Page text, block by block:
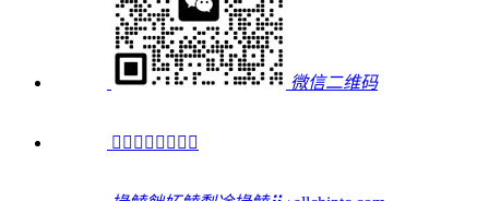
微信二维码
